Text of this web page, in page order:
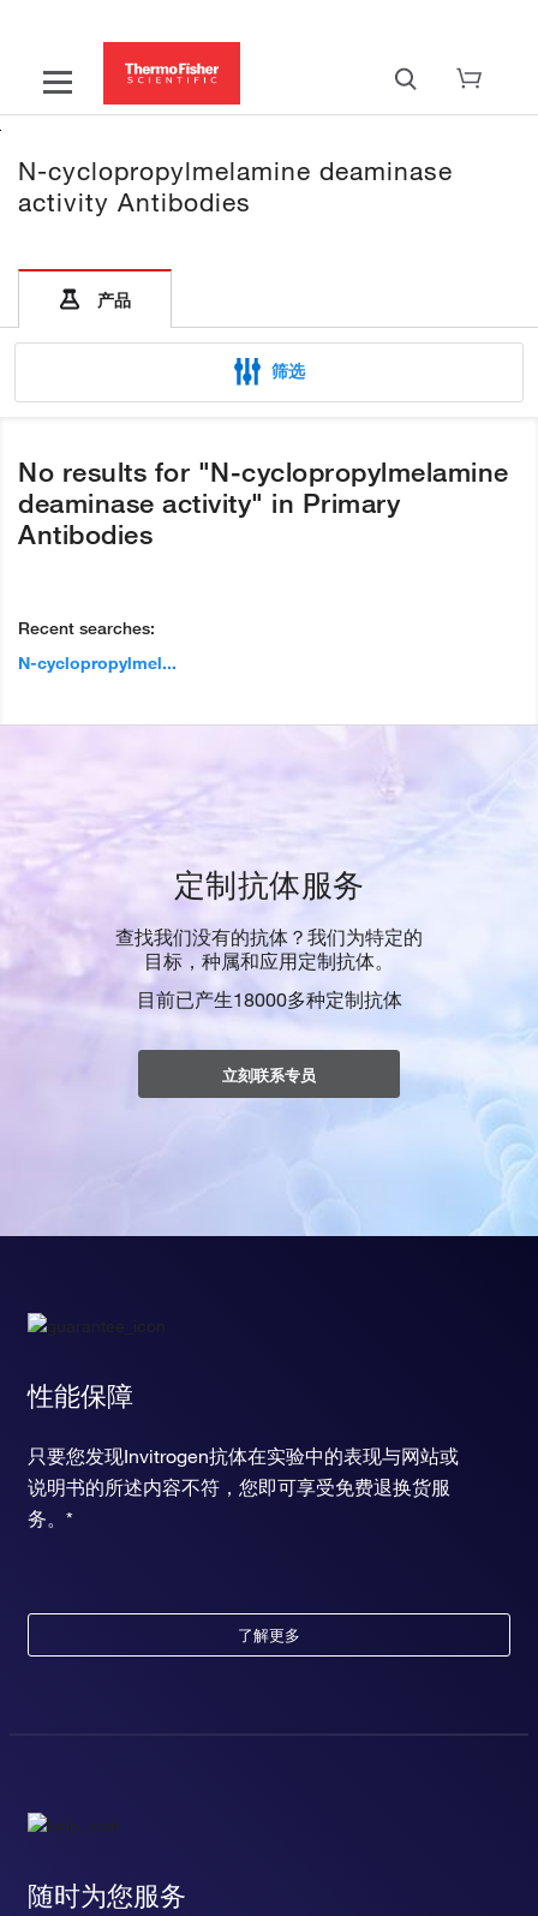
N-cyclopropylmelamine deaminase
activity Antibodies
产品
筛选
No results for "N-cyclopropylmelamine
deaminase activity" in Primary
Antibodies
Recent searches:
N-cyclopropylmel...
定制抗体服务
查找我们没有的抗体？我们为特定的
目标，种属和应用定制抗体。
目前已产生18000多种定制抗体
立刻联系专员
性能保障
只要您发现Invitrogen抗体在实验中的表现与网站或
说明书的所述内容不符，您即可享受免费退换货服
务。*
了解更多
随时为您服务